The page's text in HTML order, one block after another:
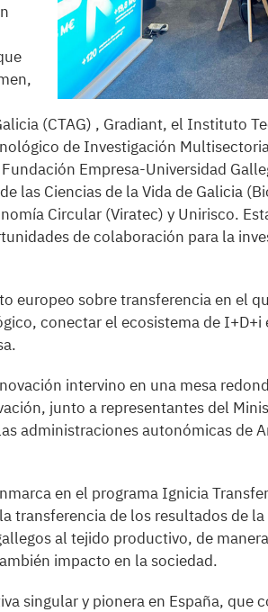
(CTAG) , Gradiant, el Instituto
de Investigación
Empresa-Universidad
las Ciencias de la Vida de Galicia
Circular (Viratec) y Unirisco.
de colaboración para la
europeo sobre transferencia en el
conectar el ecosistema de I+D+i
intervino en una mesa
junto a representantes del
administraciones autonómicas de
en el programa Ignicia
transferencia de los resultados de
al tejido productivo, de
impacto en la sociedad.
singular y pionera en España, que